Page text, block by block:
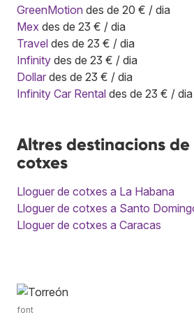
GreenMotion des de 20 € / dia
Mex des de 23 € / dia
Travel des de 23 € / dia
Infinity des de 23 € / dia
Dollar des de 23 € / dia
Infinity Car Rental des de 23 € / dia
Altres destinacions
cotxes
Lloguer de cotxes a La Habana
Lloguer de cotxes a Santo
Lloguer de cotxes a Caracas
font